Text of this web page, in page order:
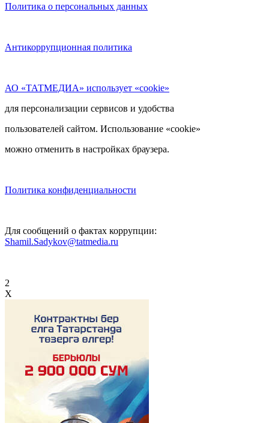
Политика о персональных данных
Антикоррупционная политика
АО «ТАТМЕДИА» использует «cookie»
для персонализации сервисов и удобства
пользователей сайтом. Использование «cookie»
можно отменить в настройках браузера.
Политика конфиденциальности
Для сообщений о фактах коррупции:
Shamil.Sadykov@tatmedia.ru
2
X